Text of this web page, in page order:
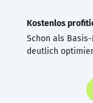
Kostenlos
Schon als
deutlich